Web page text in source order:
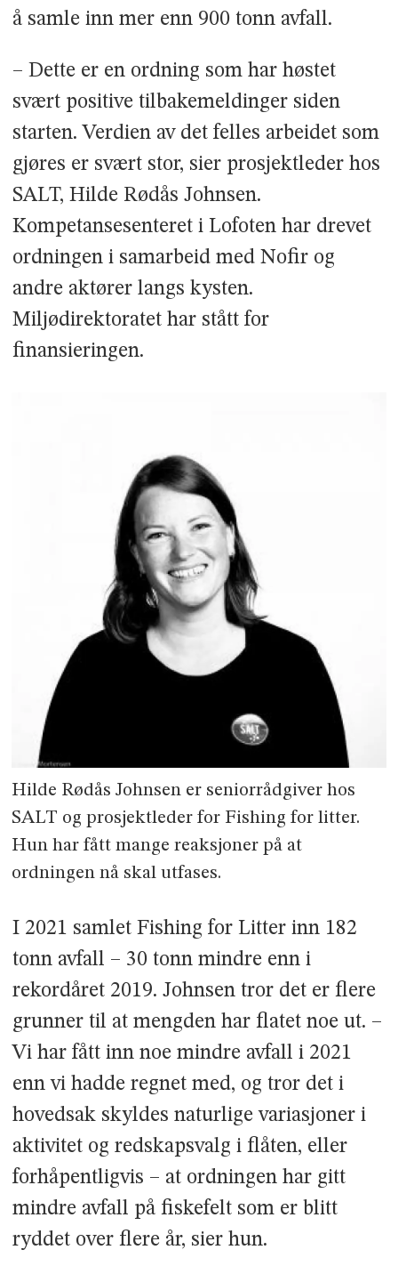
å samle inn mer enn 900 tonn avfall.
– Dette er en ordning som har høstet
svært positive tilbakemeldinger siden
starten. Verdien av det felles arbeidet som
gjøres er svært stor, sier prosjektleder hos
SALT, Hilde Rødås Johnsen.
Kompetansesenteret i Lofoten har drevet
ordningen i samarbeid med Nofir og
andre aktører langs kysten.
Miljødirektoratet har stått for
finansieringen.
Hilde Rødås Johnsen er seniorrådgiver hos
SALT og prosjektleder for Fishing for litter.
Hun har fått mange reaksjoner på at
ordningen nå skal utfases.
I 2021 samlet Fishing for Litter inn 182
tonn avfall – 30 tonn mindre enn i
rekordåret 2019. Johnsen tror det er flere
grunner til at mengden har flatet noe ut. –
Vi har fått inn noe mindre avfall i 2021
enn vi hadde regnet med, og tror det i
hovedsak skyldes naturlige variasjoner i
aktivitet og redskapsvalg i flåten, eller
forhåpentligvis – at ordningen har gitt
mindre avfall på fiskefelt som er blitt
ryddet over flere år, sier hun.